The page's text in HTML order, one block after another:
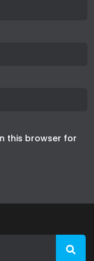
this browser for